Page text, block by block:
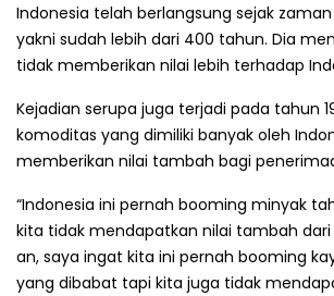
Indonesia telah berlangsung sejak zaman
yakni sudah lebih dari 400 tahun. Dia
tidak memberikan nilai lebih terhadap
Kejadian serupa juga terjadi pada tahun
komoditas yang dimiliki banyak oleh
memberikan nilai tambah bagi
“Indonesia ini pernah booming minyak
kita tidak mendapatkan nilai tambah
an, saya ingat kita ini pernah booming
yang dibabat tapi kita juga tidak